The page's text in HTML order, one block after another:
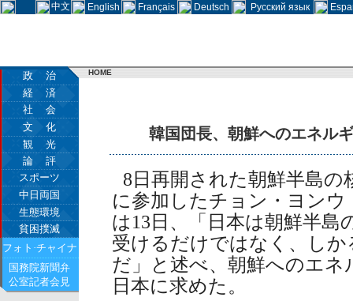
中文 English Français Deutsch Русский язык
政 治
経 済
社 会
文 化
観 光
論 評
スポーツ
中日両国
生態環境
貧困撲滅
フォト·チャイナ
国務院新聞弁
公室記者会見
HOME
韓国団長、朝鮮へのエネル
8日再開された朝鮮半島
に参加したチョン・ヨンウ
は13日、「日本は朝鮮半島
受けるだけではなく、し
だ」と述べ、朝鮮へのエ
日本に求めた。